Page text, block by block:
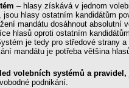
– hlasy získává v jednom
jsou hlasy ostatním kandidátům
mandátu dosáhnout
hlasů oproti ostatním
je tedy pro středové strany
mandátu je potřeba většina
volebních systémů a
podnikání.